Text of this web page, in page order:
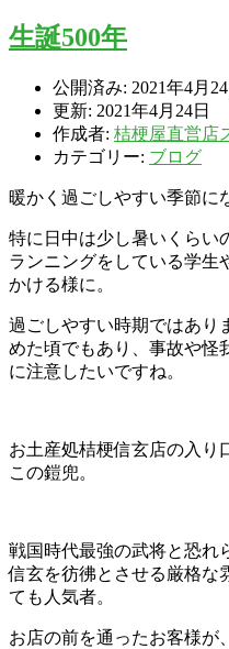
生誕500年
公開済み: 2021年4月24
更新: 2021年4月24日
作成者: 桔梗屋直営店
カテゴリー: ブログ
暖かく過ごしやすい季節に
特に日中は少し暑いくらい
ランニングをしている学生
かける様に。
過ごしやすい時期ではあり
めた頃でもあり、事故や怪
に注意したいですね。
お土産処桔梗信玄店の入り
この鎧兜。
戦国時代最強の武将と恐れ
信玄を彷彿とさせる厳格な
ても人気者。
お店の前を通ったお客様が